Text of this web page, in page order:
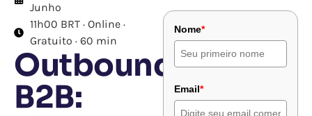
Junho
11h00 BRT · Online ·
Gratuito · 60 min
Outbound
B2B:
Nome*
Email*